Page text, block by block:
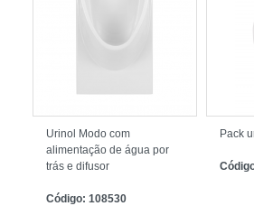
Urinol Modo com
alimentação de água por
trás e difusor
Código: 108530
Pack